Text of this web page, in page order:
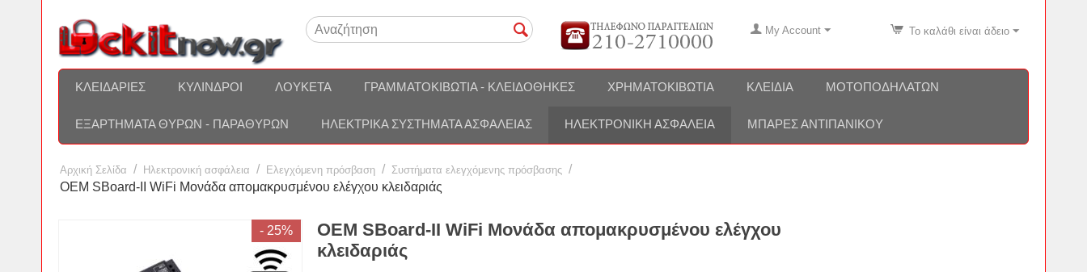
My Account Το καλάθι είναι άδειο
ΚΛΕΙΔΑΡΙΈΣ ΚΎΛΙΝΔΡΟΙ ΛΟΥΚΈΤΑ ΓΡΑΜΜΑΤΟΚΙΒΏΤΙΑ - ΚΛΕΙΔΟΘΉΚΕΣ ΧΡΗΜΑΤΟΚΙΒΏΤΙΑ ΚΛΕΙΔΙΆ ΜΟΤΟΠΟΔΗΛΆΤΩΝ
ΕΞΑΡΤΉΜΑΤΑ ΘΥΡΏΝ - ΠΑΡΑΘΎΡΩΝ ΗΛΕΚΤΡΙΚΆ ΣΥΣΤΉΜΑΤΑ ΑΣΦΑΛΕΊΑΣ ΗΛΕΚΤΡΟΝΙΚΉ ΑΣΦΆΛΕΙΑ ΜΠΆΡΕΣ ΑΝΤΙΠΑΝΙΚΟΎ
Αρχική Σελίδα / Ηλεκτρονική ασφάλεια / Ελεγχόμενη πρόσβαση / Συστήματα ελεγχόμενης πρόσβασης /
OEM SBoard-II WiFi Μονάδα απομακρυσμένου ελέγχου κλειδαριάς
- 25%
OEM SBoard-II WiFi Μονάδα απομακρυσμένου ελέγχου
κλειδαριάς